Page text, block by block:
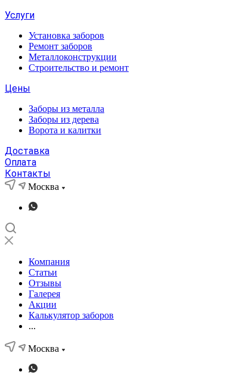
Услуги
Установка заборов
Ремонт заборов
Металлоконструкции
Строительство и ремонт
Цены
Заборы из металла
Заборы из дерева
Ворота и калитки
Доставка
Оплата
Контакты
Москва
Компания
Статьи
Отзывы
Галерея
Акции
Калькулятор заборов
...
Москва